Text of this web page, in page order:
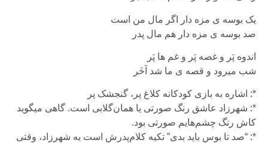
یک بوسه ی مزه دار اگر مال من است
صد بوسه ی مزه دار هم مال پدر
اندوه پَر و غصه پَر و غم ها پَر
شب میرود و قصه ی ما شد آخَر
*: اشاره به بازی کودکانه کلاغ پر، گنجشک پر
*: شهرزاد عاشق رنگ صورتی یا همان‌گلابی است. گاهی میگوید
کاش رنگ‌ چشم‌هایم صورتی بود.
*: “صد تا بوس باید بدی” تکیه کلام‌پدرش است به شهرزاد، وقتی